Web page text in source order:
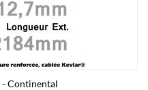
Continental